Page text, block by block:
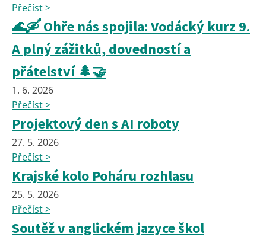
Přečíst >
🌊🛶 Ohře nás spojila: Vodácký kurz 9.
A plný zážitků, dovedností a
přátelství 🌲🤝
1. 6. 2026
Přečíst >
Projektový den s AI roboty
27. 5. 2026
Přečíst >
Krajské kolo Poháru rozhlasu
25. 5. 2026
Přečíst >
Soutěž v anglickém jazyce škol